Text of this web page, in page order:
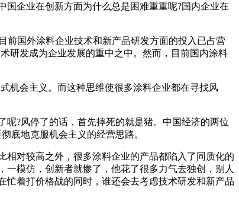
企业在创新方面为什么总是困难重重呢?国内企业在
前国外涂料企业技术和新产品研发方面的投入已占营
研发成为企业发展的重中之中。然而，目前国内涂料
机会主义。而这种思维使很多涂料企业都在寻找风
?风停了的话，首先摔死的就是猪。中国经济的两位
底地克服机会主义的经营思路。
相对较高之外，很多涂料企业的产品都陷入了同质化的
模仿，创新者就惨了，他花了很多力气去独创，别人
着打价格战的同时，谁还会去考虑技术研发和新产品